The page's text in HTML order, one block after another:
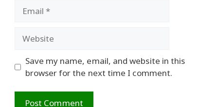
Save my name, email, and website in this
browser for the next time I comment.